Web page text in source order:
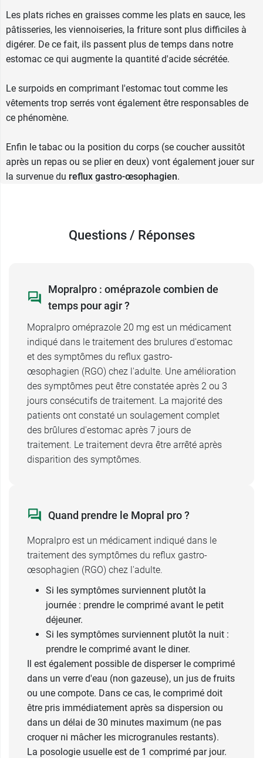
Si vous avez encore des remontées acides en
début de traitement, vous pouvez associer les
sticks de Rennie Liquoà la prise de Mopral Pro.
Les plats riches en graisses comme les plats en sauce, les
pâtisseries, les viennoiseries, la friture sont plus difficiles à
digérer. De ce fait, ils passent plus de temps dans notre
estomac ce qui augmente la quantité d'acide sécrétée.
Le surpoids en comprimant l'estomac tout comme les
vêtements trop serrés vont également être responsables de
ce phénomène.
Enfin le tabac ou la position du corps (se coucher aussitôt
après un repas ou se plier en deux) vont également jouer sur
la survenue du reflux gastro-œsophagien.
Questions / Réponses
Mopralpro : oméprazole combien de
temps pour agir ?
Mopralpro oméprazole 20 mg est un médicament
indiqué dans le traitement des brulures d'estomac
et des symptômes du reflux gastro-
œsophagien (RGO) chez l'adulte. Une amélioration
des symptômes peut être constatée après 2 ou 3
jours consécutifs de traitement. La majorité des
patients ont constaté un soulagement complet
des brûlures d'estomac après 7 jours de
traitement. Le traitement devra être arrêté après
disparition des symptômes.
Quand prendre le Mopral pro ?
Mopralpro est un médicament indiqué dans le
traitement des symptômes du reflux gastro-
œsophagien (RGO) chez l'adulte.
Si les symptômes surviennent plutôt la
journée : prendre le comprimé avant le petit
déjeuner.
Si les symptômes surviennent plutôt la nuit :
prendre le comprimé avant le diner.
Il est également possible de disperser le comprimé
dans un verre d'eau (non gazeuse), un jus de fruits
ou une compote. Dans ce cas, le comprimé doit
être pris immédiatement après sa dispersion ou
dans un délai de 30 minutes maximum (ne pas
croquer ni mâcher les microgranules restants).
La posologie usuelle est de 1 comprimé par jour.